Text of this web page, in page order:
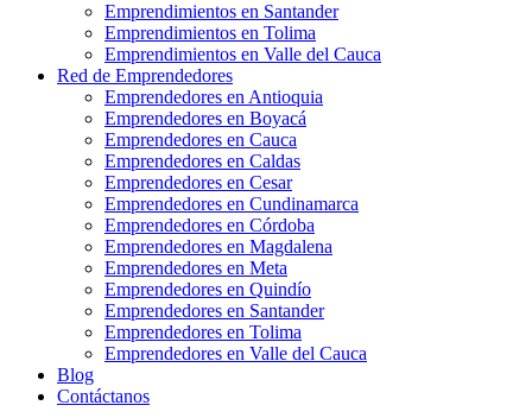
Emprendimientos en Santander
Emprendimientos en Tolima
Emprendimientos en Valle del Cauca
Red de Emprendedores
Emprendedores en Antioquia
Emprendedores en Boyacá
Emprendedores en Cauca
Emprendedores en Caldas
Emprendedores en Cesar
Emprendedores en Cundinamarca
Emprendedores en Córdoba
Emprendedores en Magdalena
Emprendedores en Meta
Emprendedores en Quindío
Emprendedores en Santander
Emprendedores en Tolima
Emprendedores en Valle del Cauca
Blog
Contáctanos